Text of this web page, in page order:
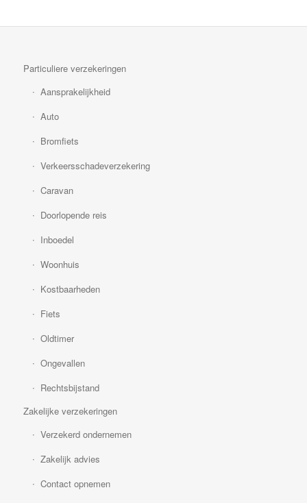
Particuliere verzekeringen
Aansprakelijkheid
Auto
Bromfiets
Verkeersschadeverzekering
Caravan
Doorlopende reis
Inboedel
Woonhuis
Kostbaarheden
Fiets
Oldtimer
Ongevallen
Rechtsbijstand
Zakelijke verzekeringen
Verzekerd ondernemen
Zakelijk advies
Contact opnemen